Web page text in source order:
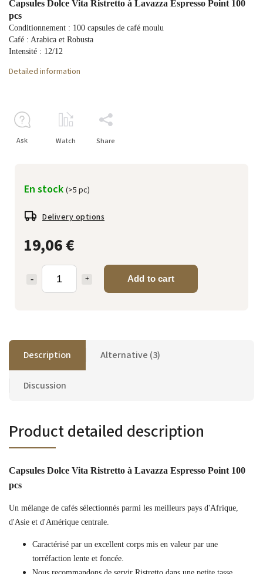
19,06 €
Add to cart
En stock (>5 pc)
Delivery options
Capsules Dolce Vita Ristretto à Lavazza Espresso Point 100
pcs
Conditionnement : 100 capsules de café moulu
Café : Arabica et Robusta
Intensité : 12/12
Detailed information
Ask Watch Share
Description Alternative (3)
Discussion
Product detailed description
Capsules Dolce Vita Ristretto à Lavazza Espresso Point 100
pcs
Un mélange de cafés sélectionnés parmi les meilleurs pays d'Afrique,
d'Asie et d'Amérique centrale.
Caractérisé par un excellent corps mis en valeur par une
torréfaction lente et foncée.
Nous recommandons de servir Ristretto dans une petite tasse